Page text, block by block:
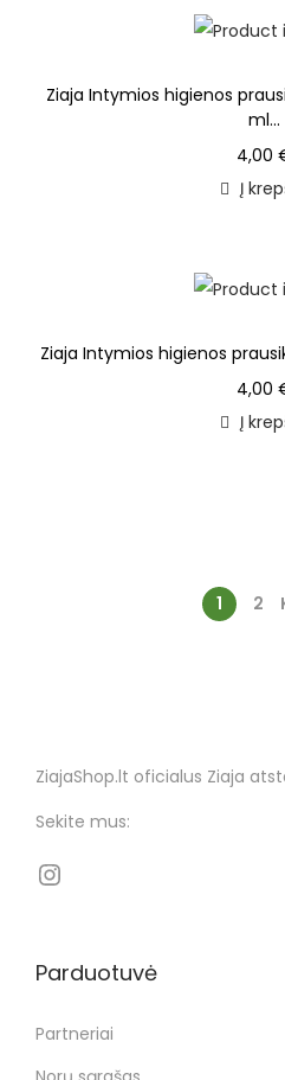
Ziaja Intymios higienos
ml...
4,00
Į
Ziaja Intymios higienos
4,00
Į
1 2
ZiajaShop.lt oficialus Ziaja
Sekite mus:
Parduotuvė
Partneriai